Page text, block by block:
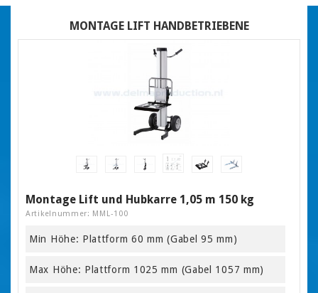
MONTAGE LIFT HANDBETRIEBENE
Montage Lift und Hubkarre 1,05 m 150 kg
Artikelnummer: MML-100
Min Höhe: Plattform 60 mm (Gabel 95 mm)
Max Höhe: Plattform 1025 mm (Gabel 1057 mm)